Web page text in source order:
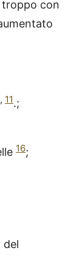
troppo con
, 11.;
16;
del